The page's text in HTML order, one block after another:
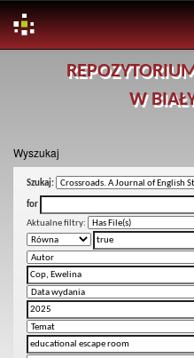
W
Wyszukaj
Szukaj:
for
Aktualne filtry: